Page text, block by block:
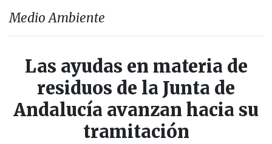
Medio Ambiente
Las ayudas en materia de
residuos de la Junta de
Andalucía avanzan hacia su
tramitación